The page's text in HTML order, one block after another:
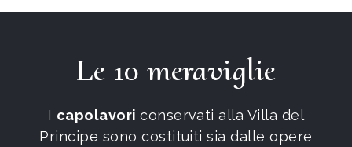
Le 10 meraviglie
I capolavoriconservati alla Villa del
Principe sono costituiti sia dalle opere